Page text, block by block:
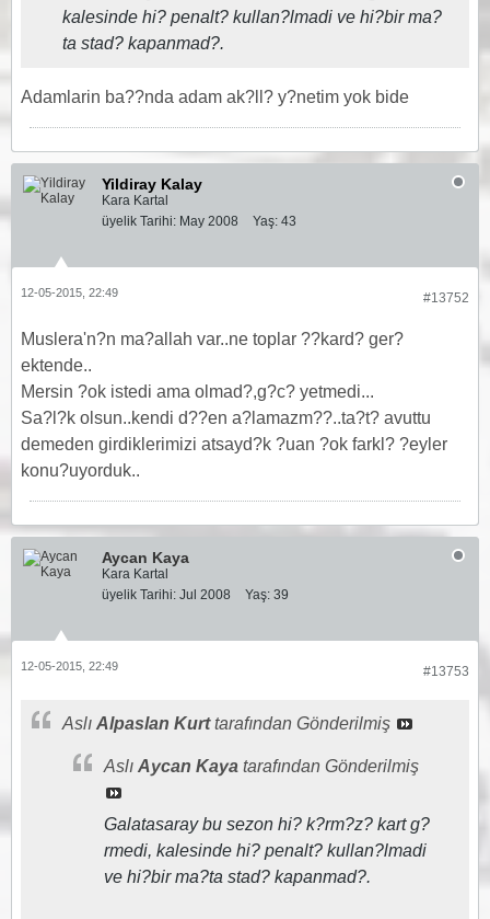
kalesinde hi? penalt? kullan?lmadi ve hi?bir ma?
ta stad? kapanmad?.
Adamlarin ba??nda adam ak?ll? y?netim yok bide
Yildiray Kalay
Kara Kartal
üyelik Tarihi: May 2008 Yaş: 43
#13752
12-05-2015, 22:49
Muslera'n?n ma?allah var..ne toplar ??kard? ger?
ektende..
Mersin ?ok istedi ama olmad?,g?c? yetmedi...
Sa?l?k olsun..kendi d??en a?lamazm??..ta?t? avuttu
demeden girdiklerimizi atsayd?k ?uan ?ok farkl? ?eyler
konu?uyorduk..
Aycan Kaya
Kara Kartal
üyelik Tarihi: Jul 2008 Yaş: 39
#13753
12-05-2015, 22:49
Aslı Alpaslan Kurttarafından Gönderilmiş
Aslı Aycan Kaya tarafından Gönderilmiş
Galatasaray bu sezon hi? k?rm?z? kart g?
rmedi, kalesinde hi? penalt? kullan?lmadi
ve hi?bir ma?ta stad? kapanmad?.